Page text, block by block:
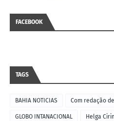
FACEBOOK
TAGS
BAHIA NOTICIAS Com redação
GLOBO INTANACIONAL Helga